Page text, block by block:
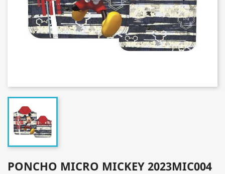
PONCHO MICRO MICKEY 2023MIC004